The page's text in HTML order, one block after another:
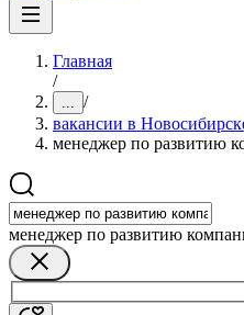
Главная
/
... /
вакансии в
менеджер по развитию
менеджер по развитию